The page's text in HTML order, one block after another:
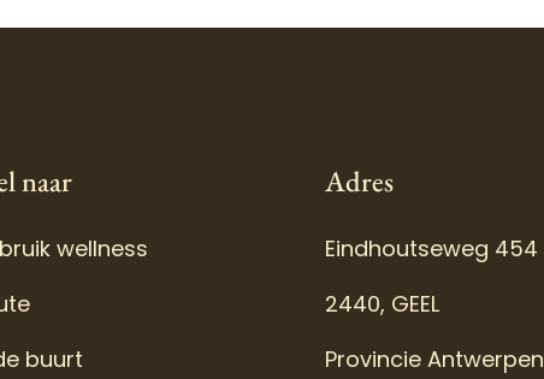
naar
wellness
buurt
Adres
Eindhoutseweg 454
2440, GEEL
Provincie Antwerpen